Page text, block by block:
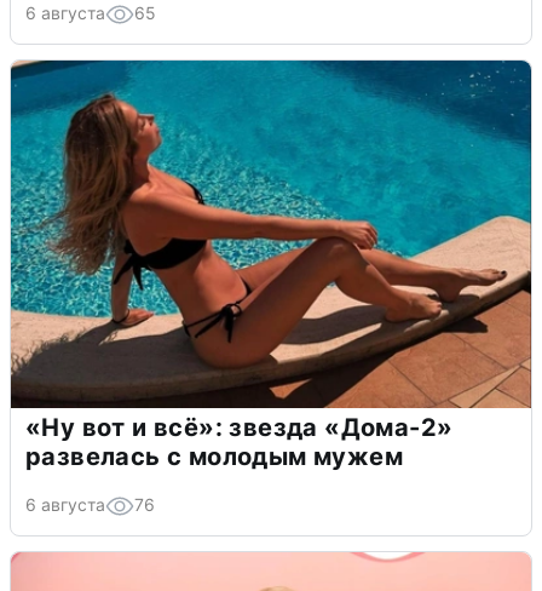
6 августа 65
«Ну вот и всё»: звезда «Дома-2»
развелась с молодым мужем
6 августа 76